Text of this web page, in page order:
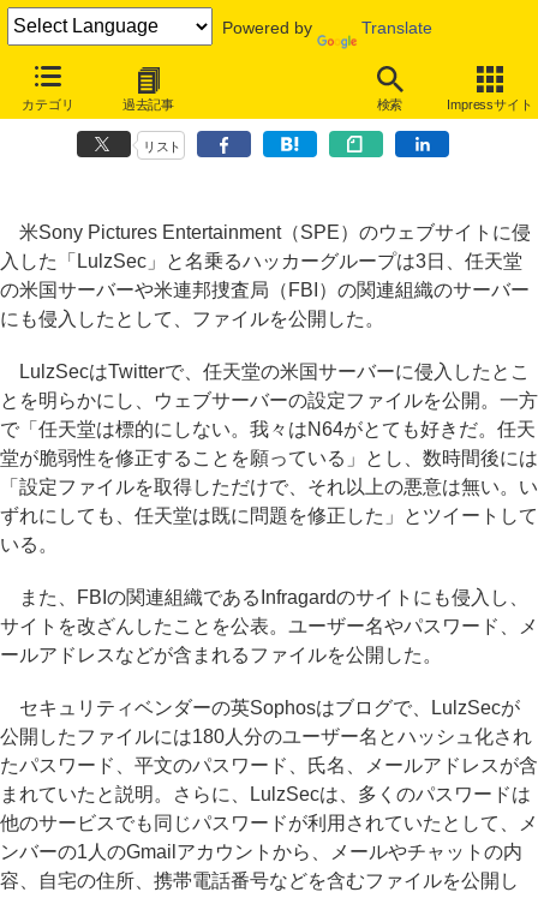
Powered by Translate
カテゴリ 過去記事 検索 Impressサイト
Sony Picturesに侵入のハッカーグループ、任天堂やFBI関連組織も標
的に
リスト
米Sony Pictures Entertainment（SPE）のウェブサイトに侵
入した「LulzSec」と名乗るハッカーグループは3日、任天堂
の米国サーバーや米連邦捜査局（FBI）の関連組織のサーバー
にも侵入したとして、ファイルを公開した。
LulzSecはTwitterで、任天堂の米国サーバーに侵入したとこ
とを明らかにし、ウェブサーバーの設定ファイルを公開。一方
で「任天堂は標的にしない。我々はN64がとても好きだ。任天
堂が脆弱性を修正することを願っている」とし、数時間後には
「設定ファイルを取得しただけで、それ以上の悪意は無い。い
ずれにしても、任天堂は既に問題を修正した」とツイートして
いる。
また、FBIの関連組織であるInfragardのサイトにも侵入し、
サイトを改ざんしたことを公表。ユーザー名やパスワード、メ
ールアドレスなどが含まれるファイルを公開した。
セキュリティベンダーの英Sophosはブログで、LulzSecが
公開したファイルには180人分のユーザー名とハッシュ化され
たパスワード、平文のパスワード、氏名、メールアドレスが含
まれていたと説明。さらに、LulzSecは、多くのパスワードは
他のサービスでも同じパスワードが利用されていたとして、メ
ンバーの1人のGmailアカウントから、メールやチャットの内
容、自宅の住所、携帯電話番号などを含むファイルを公開し